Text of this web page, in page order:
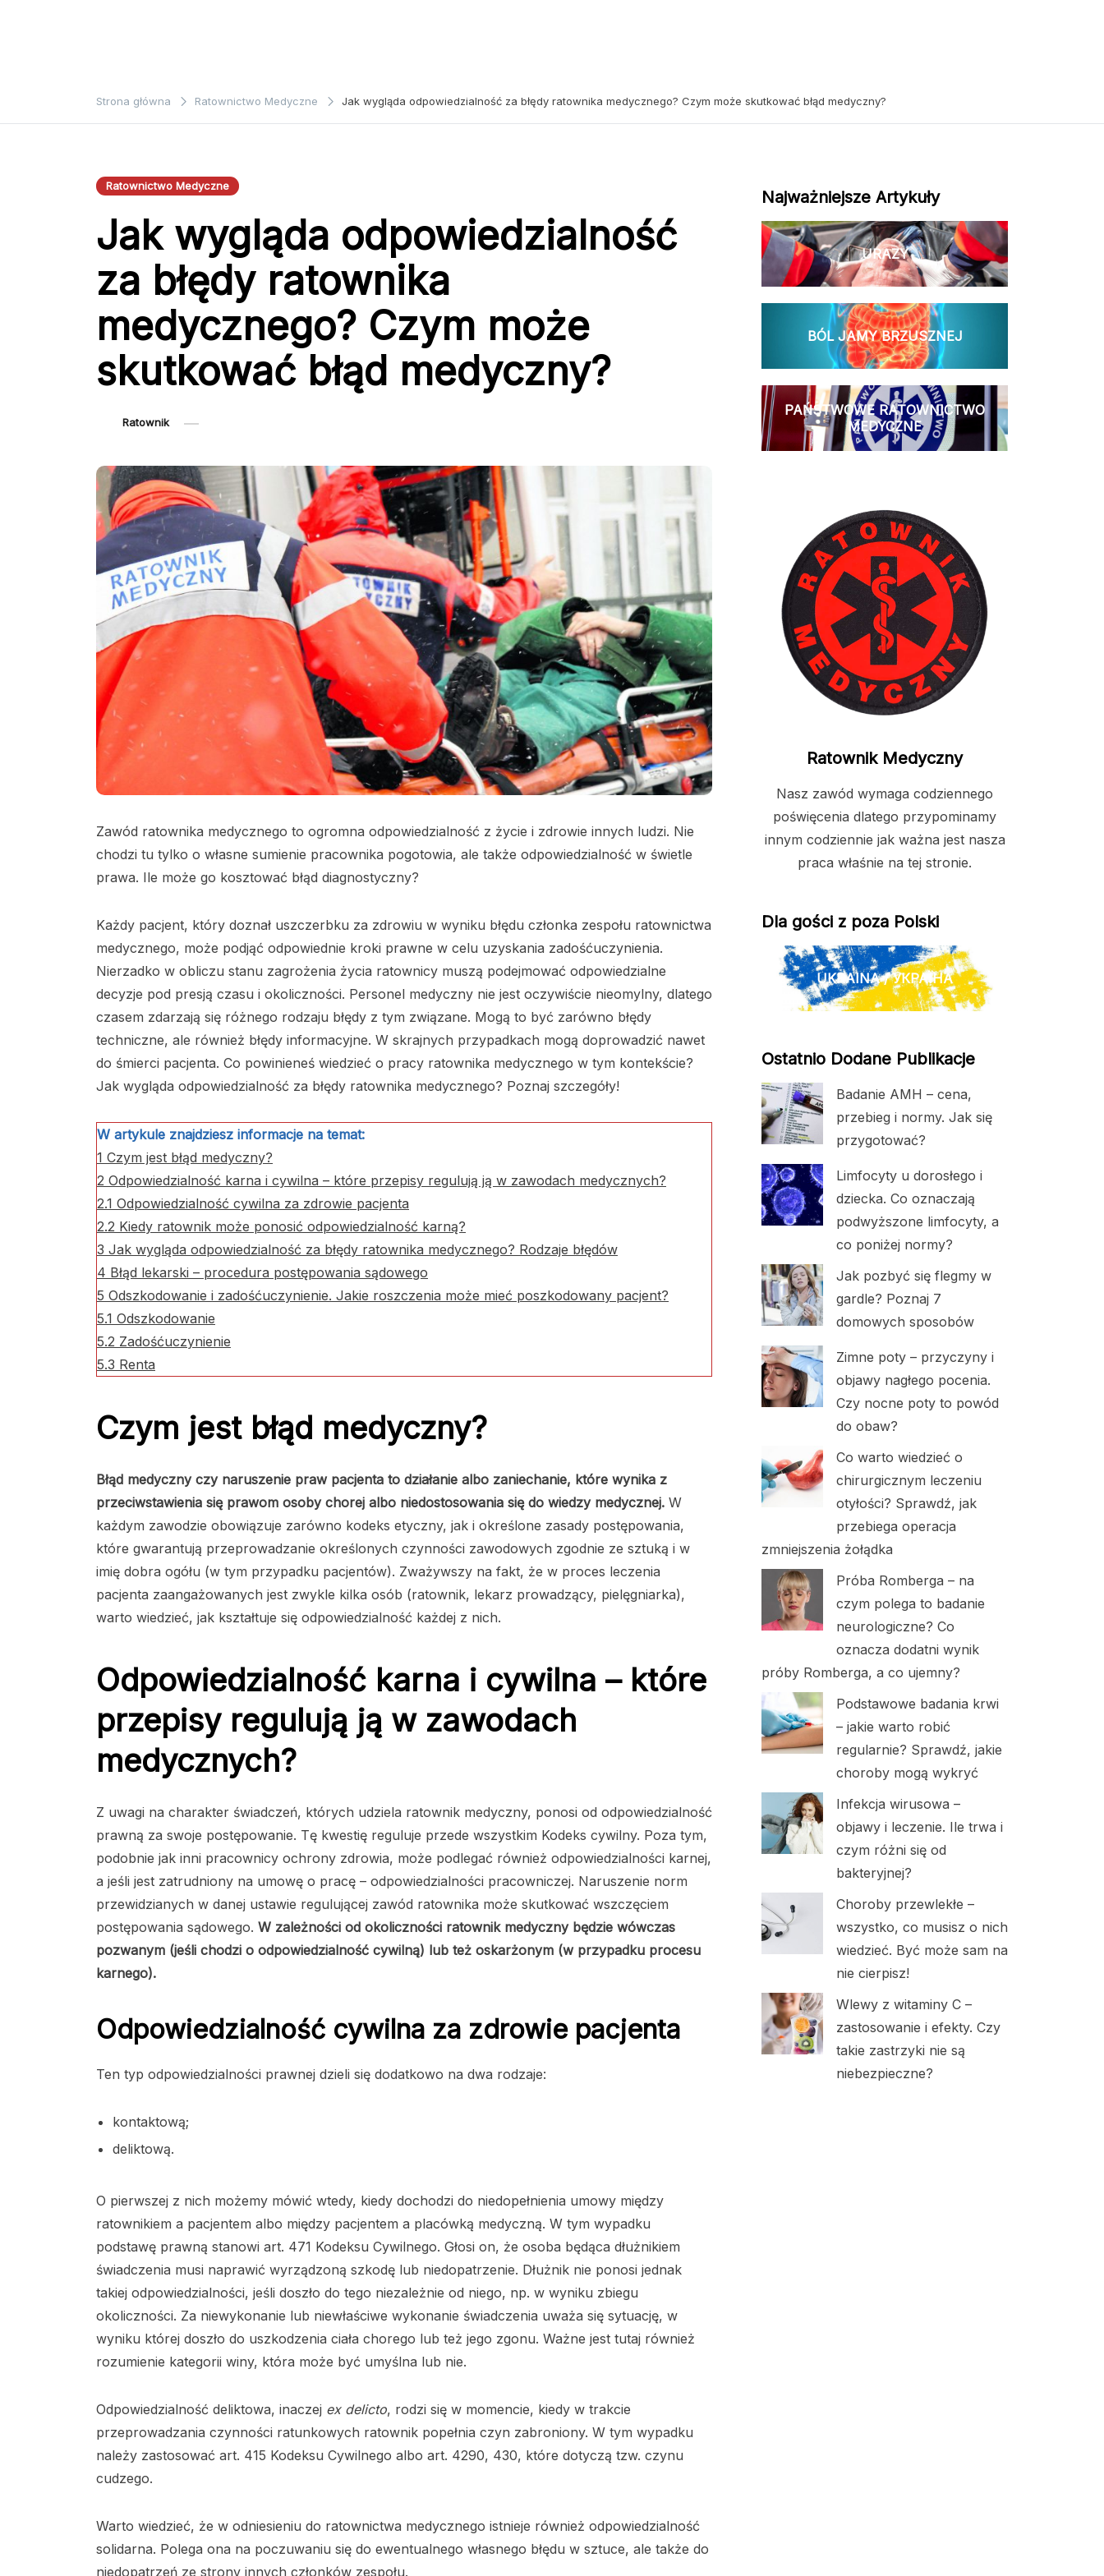
Strona główna Ratownictwo Medyczne Jak wygląda odpowiedzialność za błędy ratownika medycznego? Czym może skutkować błąd medyczny?
Ratownictwo Medyczne
Jak wygląda odpowiedzialność
za błędy ratownika
medycznego? Czym może
skutkować błąd medyczny?
Ratownik
Zawód ratownika medycznego to ogromna odpowiedzialność z życie i zdrowie innych ludzi. Nie
chodzi tu tylko o własne sumienie pracownika pogotowia, ale także odpowiedzialność w świetle
prawa. Ile może go kosztować błąd diagnostyczny?
Każdy pacjent, który doznał uszczerbku za zdrowiu w wyniku błędu członka zespołu ratownictwa
medycznego, może podjąć odpowiednie kroki prawne w celu uzyskania zadośćuczynienia.
Nierzadko w obliczu stanu zagrożenia życia ratownicy muszą podejmować odpowiedzialne
decyzje pod presją czasu i okoliczności. Personel medyczny nie jest oczywiście nieomylny, dlatego
czasem zdarzają się różnego rodzaju błędy z tym związane. Mogą to być zarówno błędy
techniczne, ale również błędy informacyjne. W skrajnych przypadkach mogą doprowadzić nawet
do śmierci pacjenta. Co powinieneś wiedzieć o pracy ratownika medycznego w tym kontekście?
Jak wygląda odpowiedzialność za błędy ratownika medycznego? Poznaj szczegóły!
W artykule znajdziesz informacje na temat:
1 Czym jest błąd medyczny?
2 Odpowiedzialność karna i cywilna – które przepisy regulują ją w zawodach medycznych?
2.1 Odpowiedzialność cywilna za zdrowie pacjenta
2.2 Kiedy ratownik może ponosić odpowiedzialność karną?
3 Jak wygląda odpowiedzialność za błędy ratownika medycznego? Rodzaje błędów
4 Błąd lekarski – procedura postępowania sądowego
5 Odszkodowanie i zadośćuczynienie. Jakie roszczenia może mieć poszkodowany pacjent?
5.1 Odszkodowanie
5.2 Zadośćuczynienie
5.3 Renta
Czym jest błąd medyczny?
Błąd medyczny czy naruszenie praw pacjenta to działanie albo zaniechanie, które wynika z
przeciwstawienia się prawom osoby chorej albo niedostosowania się do wiedzy medycznej. W
każdym zawodzie obowiązuje zarówno kodeks etyczny, jak i określone zasady postępowania,
które gwarantują przeprowadzanie określonych czynności zawodowych zgodnie ze sztuką i w
imię dobra ogółu (w tym przypadku pacjentów). Zważywszy na fakt, że w proces leczenia
pacjenta zaangażowanych jest zwykle kilka osób (ratownik, lekarz prowadzący, pielęgniarka),
warto wiedzieć, jak kształtuje się odpowiedzialność każdej z nich.
Odpowiedzialność karna i cywilna – które
przepisy regulują ją w zawodach
medycznych?
Z uwagi na charakter świadczeń, których udziela ratownik medyczny, ponosi od odpowiedzialność
prawną za swoje postępowanie. Tę kwestię reguluje przede wszystkim Kodeks cywilny. Poza tym,
podobnie jak inni pracownicy ochrony zdrowia, może podlegać również odpowiedzialności karnej,
a jeśli jest zatrudniony na umowę o pracę – odpowiedzialności pracowniczej. Naruszenie norm
przewidzianych w danej ustawie regulującej zawód ratownika może skutkować wszczęciem
postępowania sądowego. W zależności od okoliczności ratownik medyczny będzie wówczas
pozwanym (jeśli chodzi o odpowiedzialność cywilną) lub też oskarżonym (w przypadku procesu
karnego).
Odpowiedzialność cywilna za zdrowie pacjenta
Ten typ odpowiedzialności prawnej dzieli się dodatkowo na dwa rodzaje:
kontaktową;
deliktową.
O pierwszej z nich możemy mówić wtedy, kiedy dochodzi do niedopełnienia umowy między
ratownikiem a pacjentem albo między pacjentem a placówką medyczną. W tym wypadku
podstawę prawną stanowi art. 471 Kodeksu Cywilnego. Głosi on, że osoba będąca dłużnikiem
świadczenia musi naprawić wyrządzoną szkodę lub niedopatrzenie. Dłużnik nie ponosi jednak
takiej odpowiedzialności, jeśli doszło do tego niezależnie od niego, np. w wyniku zbiegu
okoliczności. Za niewykonanie lub niewłaściwe wykonanie świadczenia uważa się sytuację, w
wyniku której doszło do uszkodzenia ciała chorego lub też jego zgonu. Ważne jest tutaj również
rozumienie kategorii winy, która może być umyślna lub nie.
Odpowiedzialność deliktowa, inaczej ex delicto, rodzi się w momencie, kiedy w trakcie
przeprowadzania czynności ratunkowych ratownik popełnia czyn zabroniony. W tym wypadku
należy zastosować art. 415 Kodeksu Cywilnego albo art. 4290, 430, które dotyczą tzw. czynu
cudzego.
Warto wiedzieć, że w odniesieniu do ratownictwa medycznego istnieje również odpowiedzialność
solidarna. Polega ona na poczuwaniu się do ewentualnego własnego błędu w sztuce, ale także do
niedopatrzeń ze strony innych członków zespołu.
Najważniejsze Artykuły
URAZY
BÓL JAMY BRZUSZNEJ
PAŃSTWOWE RATOWNICTWO
MEDYCZNE
Ratownik Medyczny
Nasz zawód wymaga codziennego
poświęcenia dlatego przypominamy
innym codziennie jak ważna jest nasza
praca właśnie na tej stronie.
Dla gości z poza Polski
UKRAINA / УКРАЇНА
Ostatnio Dodane Publikacje
Badanie AMH – cena,
przebieg i normy. Jak się
przygotować?
Limfocyty u dorosłego i
dziecka. Co oznaczają
podwyższone limfocyty, a
co poniżej normy?
Jak pozbyć się flegmy w
gardle? Poznaj 7
domowych sposobów
Zimne poty – przyczyny i
objawy nagłego pocenia.
Czy nocne poty to powód
do obaw?
Co warto wiedzieć o
chirurgicznym leczeniu
otyłości? Sprawdź, jak
przebiega operacja
zmniejszenia żołądka
Próba Romberga – na
czym polega to badanie
neurologiczne? Co
oznacza dodatni wynik
próby Romberga, a co ujemny?
Podstawowe badania krwi
– jakie warto robić
regularnie? Sprawdź, jakie
choroby mogą wykryć
Infekcja wirusowa –
objawy i leczenie. Ile trwa i
czym różni się od
bakteryjnej?
Choroby przewlekłe –
wszystko, co musisz o nich
wiedzieć. Być może sam na
nie cierpisz!
Wlewy z witaminy C –
zastosowanie i efekty. Czy
takie zastrzyki nie są
niebezpieczne?